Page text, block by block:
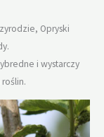
Opryski
i wystarczy